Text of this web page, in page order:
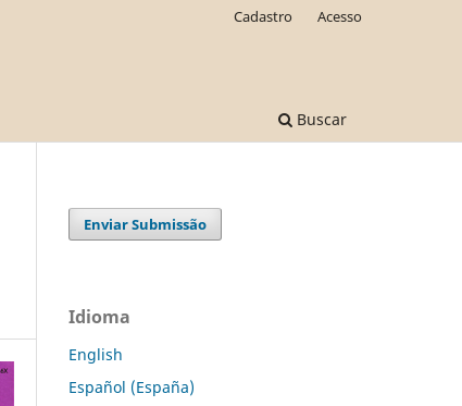
Buscar
Cadastro Acesso
Enviar Submissão
Idioma
English
Español (España)